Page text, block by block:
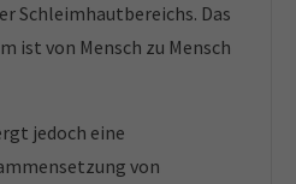
Schleimhautbereichs. Das
ist von Mensch zu Mensch
jedoch eine
von